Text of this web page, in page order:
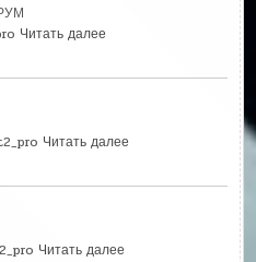
Читать далее
Читать далее
Читать далее